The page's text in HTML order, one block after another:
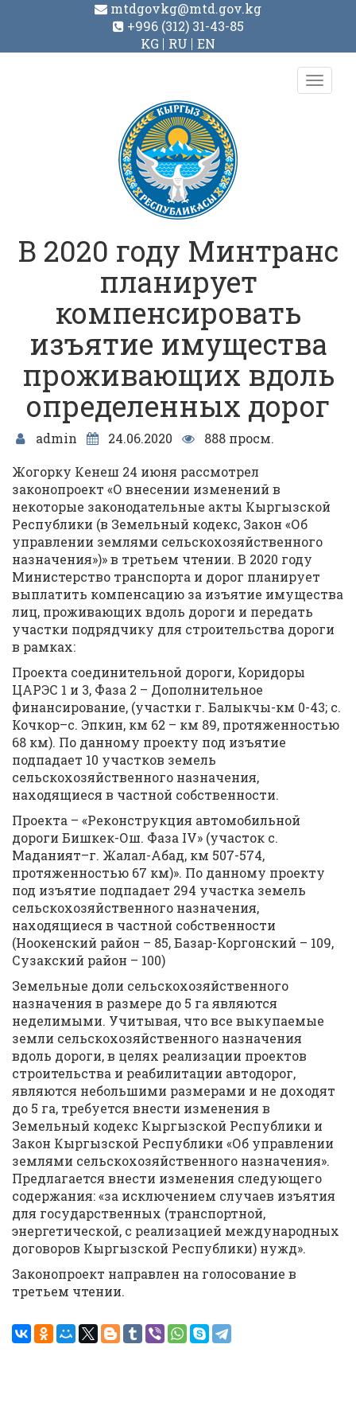
mtdgovkg@mtd.gov.kg
+996 (312) 31-43-85
KG
RU EN
Toggle
В 2020 году Минтранс
планирует
компенсировать
изъятие имущества
проживающих вдоль
определенных дорог
admin 24.06.2020
888 просм.
Жогорку Кенеш 24 июня рассмотрел
законопроект «О внесении изменений в
некоторые законодательные акты Кыргызской
Республики (в Земельный кодекс, Закон «Об
управлении землями сельскохозяйственного
назначения»)» в третьем чтении. В 2020 году
Министерство транспорта и дорог планирует
выплатить компенсацию за изъятие имущества
лиц, проживающих вдоль дороги и передать
участки подрядчику для строительства дороги
в рамках:
Проекта соединительной дороги, Коридоры
ЦАРЭС 1 и 3, Фаза 2 – Дополнительное
финансирование, (участки г. Балыкчы-км 0-43; с.
Кочкор–с. Эпкин, км 62 – км 89, протяженностью
68 км). По данному проекту под изъятие
подпадает 10 участков земель
сельскохозяйственного назначения,
находящиеся в частной собственности.
Проекта – «Реконструкция автомобильной
дороги Бишкек-Ош. Фаза IV» (участок с.
Маданият–г. Жалал-Абад, км 507-574,
протяженностью 67 км)». По данному проекту
под изъятие подпадает 294 участка земель
сельскохозяйственного назначения,
находящиеся в частной собственности
(Ноокенский район – 85, Базар-Коргонский – 109,
Сузакский район – 100)
Земельные доли сельскохозяйственного
назначения в размере до 5 га являются
неделимыми. Учитывая, что все выкупаемые
земли сельскохозяйственного назначения
вдоль дороги, в целях реализации проектов
строительства и реабилитации автодорог,
являются небольшими размерами и не доходят
до 5 га, требуется внести изменения в
Земельный кодекс Кыргызской Республики и
Закон Кыргызской Республики «Об управлении
землями сельскохозяйственного назначения».
Предлагается внести изменения следующего
содержания: «за исключением случаев изъятия
для государственных (транспортной,
энергетической, с реализацией международных
договоров Кыргызской Республики) нужд».
Законопроект направлен на голосование в
третьем чтении.